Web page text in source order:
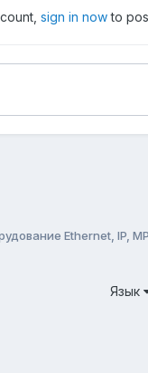
sign in nowto
Ethernet, IP,
Язык